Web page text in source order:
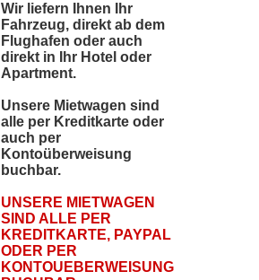
Wir liefern Ihnen Ihr
Fahrzeug, direkt ab dem
Flughafen oder auch
direkt in Ihr Hotel oder
Apartment.
Unsere Mietwagen sind
alle per Kreditkarte oder
auch per
Kontoüberweisung
buchbar.
UNSERE MIETWAGEN
SIND ALLE PER
KREDITKARTE, PAYPAL
ODER PER
KONTOUEBERWEISUNG